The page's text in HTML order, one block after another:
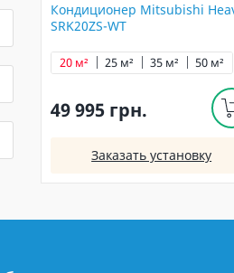
Кондиционер Mitsubishi
SRK20ZS-WT
20 м² 25 м² 35 м² 50 м²
49 995 грн.
Заказать установку